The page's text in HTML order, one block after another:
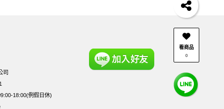
司
18:00(例假日休)
看商品
0